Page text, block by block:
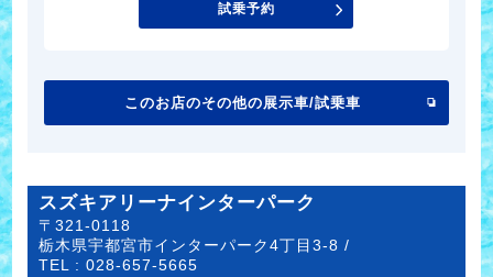
試乗予約
このお店のその他の展示車/試乗車
スズキアリーナインターパーク
〒321-0118
栃木県宇都宮市インターパーク4丁目3-8 /
TEL :028-657-5665